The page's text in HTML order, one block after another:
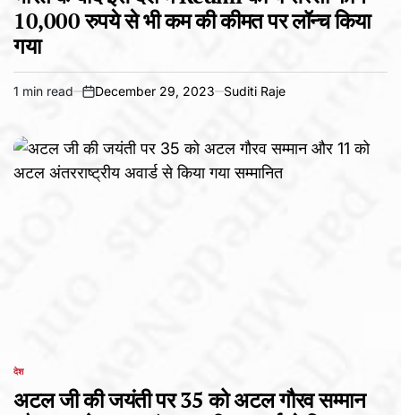
10,000 रुपये से भी कम की कीमत पर लॉन्च किया
गया
Estimated
time
1 min read
on
December 29, 2023 Suditi Raje
POSTED
देश
अटल जी की जयंती पर 35 को अटल गौरव सम्मान